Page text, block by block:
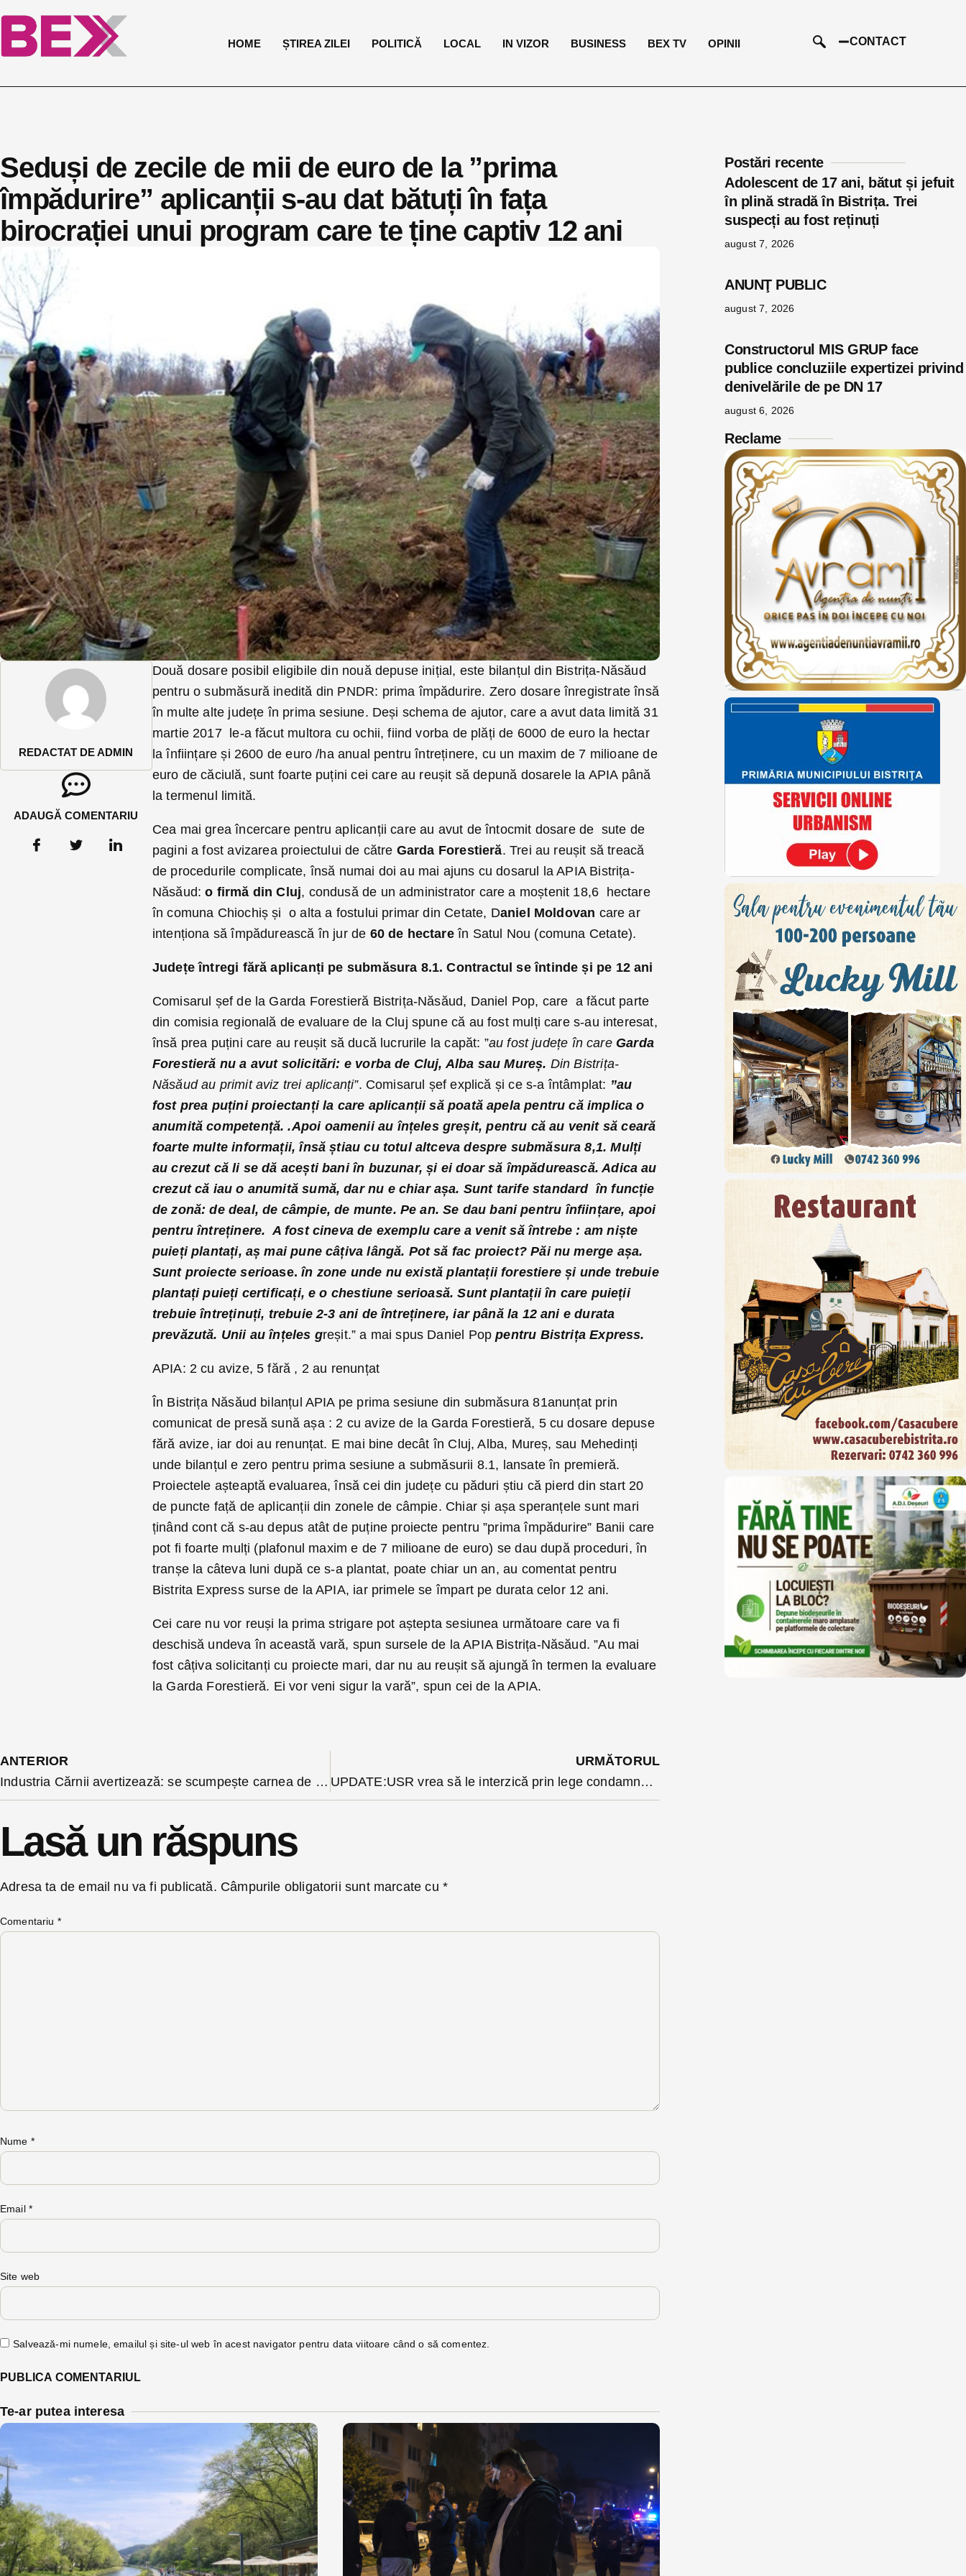
HOME ȘTIREA ZILEI POLITICĂ LOCAL IN VIZOR BUSINESS BEX TV OPINII CONTACT
Seduși de zecile de mii de euro de la ”prima
împădurire” aplicanții s-au dat bătuți în fața
birocrației unui program care te ține captiv 12 ani
REDACTAT DE ADMIN
ADAUGĂ COMENTARIU
Două dosare posibil eligibile din nouă depuse inițial, este bilanțul din Bistrița-Năsăud
pentru o submăsură inedită din PNDR: prima împădurire. Zero dosare înregistrate însă
în multe alte județe în prima sesiune. Deși schema de ajutor, care a avut data limită 31
martie 2017 le-a făcut multora cu ochii, fiind vorba de plăți de 6000 de euro la hectar
la înființare și 2600 de euro /ha anual pentru întreținere, cu un maxim de 7 milioane de
euro de căciulă, sunt foarte puțini cei care au reușit să depună dosarele la APIA până
la termenul limită.
Cea mai grea încercare pentru aplicanții care au avut de întocmit dosare de sute de
pagini a fost avizarea proiectului de către Garda Forestieră. Trei au reușit să treacă
de procedurile complicate, însă numai doi au mai ajuns cu dosarul la APIA Bistrița-
Năsăud:o firmă din Cluj, condusă de un administrator care a moștenit 18,6 hectare
în comuna Chiochiș și o alta a fostului primar din Cetate, Daniel Moldovan care ar
intenționa să împădurească în jur de 60 de hectareîn Satul Nou (comuna Cetate).
Județe întregi fără aplicanți pe submăsura 8.1. Contractul se întinde și pe 12 ani
Comisarul șef de la Garda Forestieră Bistrița-Năsăud, Daniel Pop, care a făcut parte
din comisia regională de evaluare de la Cluj spune că au fost mulți care s-au interesat,
însă prea puțini care au reușit să ducă lucrurile la capăt: ”au fost județe în care Garda
Forestieră nu a avut solicitări: e vorba de Cluj, Alba sau Mureș. Din Bistrița-
Năsăud au primit aviz trei aplicanți”. Comisarul șef explică și ce s-a întâmplat: ”au
fost prea puțini proiectanți la care aplicanții să poată apela pentru că implica o
anumită competență. .Apoi oamenii au înțeles greșit, pentru că au venit să ceară
foarte multe informații, însă știau cu totul altceva despre submăsura 8,1. Mulți
au crezut că li se dă acești bani în buzunar, și ei doar să împădurească. Adica au
crezut că iau o anumită sumă, dar nu e chiar așa. Sunt tarife standard în funcție
de zonă: de deal, de câmpie, de munte. Pe an. Se dau bani pentru înființare, apoi
pentru întreținere. A fost cineva de exemplu care a venit să întrebe : am niște
puieți plantați, aș mai pune câțiva lângă. Pot să fac proiect? Păi nu merge așa.
Sunt proiecte serioase. în zone unde nu există plantații forestiere și unde trebuie
plantați puieți certificați, e o chestiune serioasă. Sunt plantații în care puieții
trebuie întreținuți, trebuie 2-3 ani de întreținere, iar până la 12 ani e durata
prevăzută. Unii au înțeles greșit.” a mai spus Daniel Pop pentru Bistrița Express.
APIA: 2 cu avize, 5 fără , 2 au renunțat
În Bistrița Năsăud bilanțul APIA pe prima sesiune din submăsura 81anunțat prin
comunicat de presă sună așa : 2 cu avize de la Garda Forestieră, 5 cu dosare depuse
fără avize, iar doi au renunțat. E mai bine decât în Cluj, Alba, Mureș, sau Mehedinți
unde bilanțul e zero pentru prima sesiune a submăsurii 8.1, lansate în premieră.
Proiectele așteaptă evaluarea, însă cei din județe cu păduri știu că pierd din start 20
de puncte față de aplicanții din zonele de câmpie. Chiar și așa speranțele sunt mari
ținând cont că s-au depus atât de puține proiecte pentru ”prima împădurire” Banii care
pot fi foarte mulți (plafonul maxim e de 7 milioane de euro) se dau după proceduri, în
tranșe la câteva luni după ce s-a plantat, poate chiar un an, au comentat pentru
Bistrita Express surse de la APIA, iar primele se împart pe durata celor 12 ani.
Cei care nu vor reuși la prima strigare pot aștepta sesiunea următoare care va fi
deschisă undeva în această vară, spun sursele de la APIA Bistrița-Năsăud. ”Au mai
fost câțiva solicitanți cu proiecte mari, dar nu au reușit să ajungă în termen la evaluare
la Garda Forestieră. Ei vor veni sigur la vară”, spun cei de la APIA.
ANTERIOR
Industria Cărnii avertizează: se scumpește carnea de porc și cu 30 %
URMĂTORUL
UPDATE:USR vrea să le interzică prin lege condamnaților penal să ocupe funcții numite sau alese. O consultare publică a fost ținută în preziua unei decizii a CCR
Lasă un răspuns
Adresa ta de email nu va fi publicată. Câmpurile obligatorii sunt marcate cu *
Comentariu *
Nume *
Email *
Site web
Salvează-mi numele, emailul și site-ul web în acest navigator pentru data viitoare când o să comentez.
Te-ar putea interesa
Postări recente
Adolescent de 17 ani, bătut și jefuit
în plină stradă în Bistrița. Trei
suspecți au fost reținuți
august 7, 2026
ANUNŢ PUBLIC
august 7, 2026
Constructorul MIS GRUP face
publice concluziile expertizei privind
denivelările de pe DN 17
august 6, 2026
Reclame